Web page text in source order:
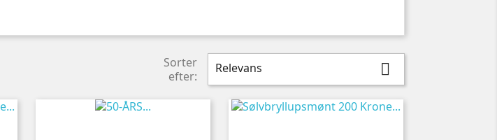
Sorter
efter:
Relevans 